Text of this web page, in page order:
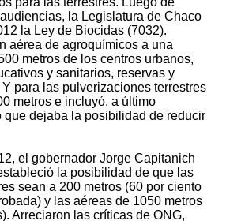
la Legislatura de Chaco
la Ley de Biocidas (7032).
aérea de agroquímicos a una
metros de los centros urbanos,
y sanitarios, reservas y
para las pulverizaciones terrestres
metros e incluyó, a último
que dejaba la posibilidad de reducir
el gobernador Jorge Capitanich
la posibilidad de que las
sean a 200 metros (60 por ciento
y las aéreas de 1050 metros
Arreciaron las críticas de ONG,